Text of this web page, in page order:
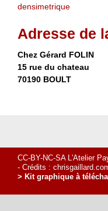
densimetrique
Adresse de
Chez Gérard FOLIN
15 rue du chateau
70190 BOULT
CC-BY-NC-SA L'Atelier
- Crédits :
> Kit graphique à